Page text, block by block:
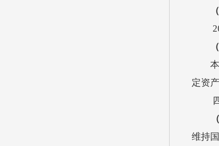
定资
维持